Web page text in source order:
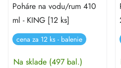
Poháre na vodu/rum 410
ml - KING [12 ks]
cena za 12 ks - balenie
Na sklade (497 bal.)